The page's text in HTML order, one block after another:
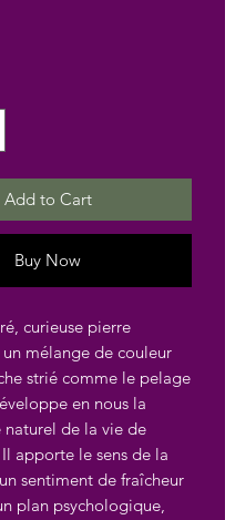
Add to Cart
Buy Now
curieuse pierre
mélange de couleur
strié comme le pelage
en nous la
naturel de la vie de
apporte le sens de la
sentiment de fraîcheur
plan psychologique,